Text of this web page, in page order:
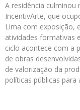
A residência culminou
IncentivArte, que
Lima com exposição,
atividades formativas
ciclo acontece com a
de obras
de valorização da
políticas públicas